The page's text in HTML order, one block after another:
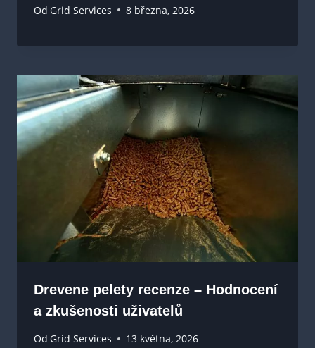
Od Grid Services 8 března, 2026
Drevene pelety recenze – Hodnocení
a zkušenosti uživatelů
Od Grid Services 13 května, 2026